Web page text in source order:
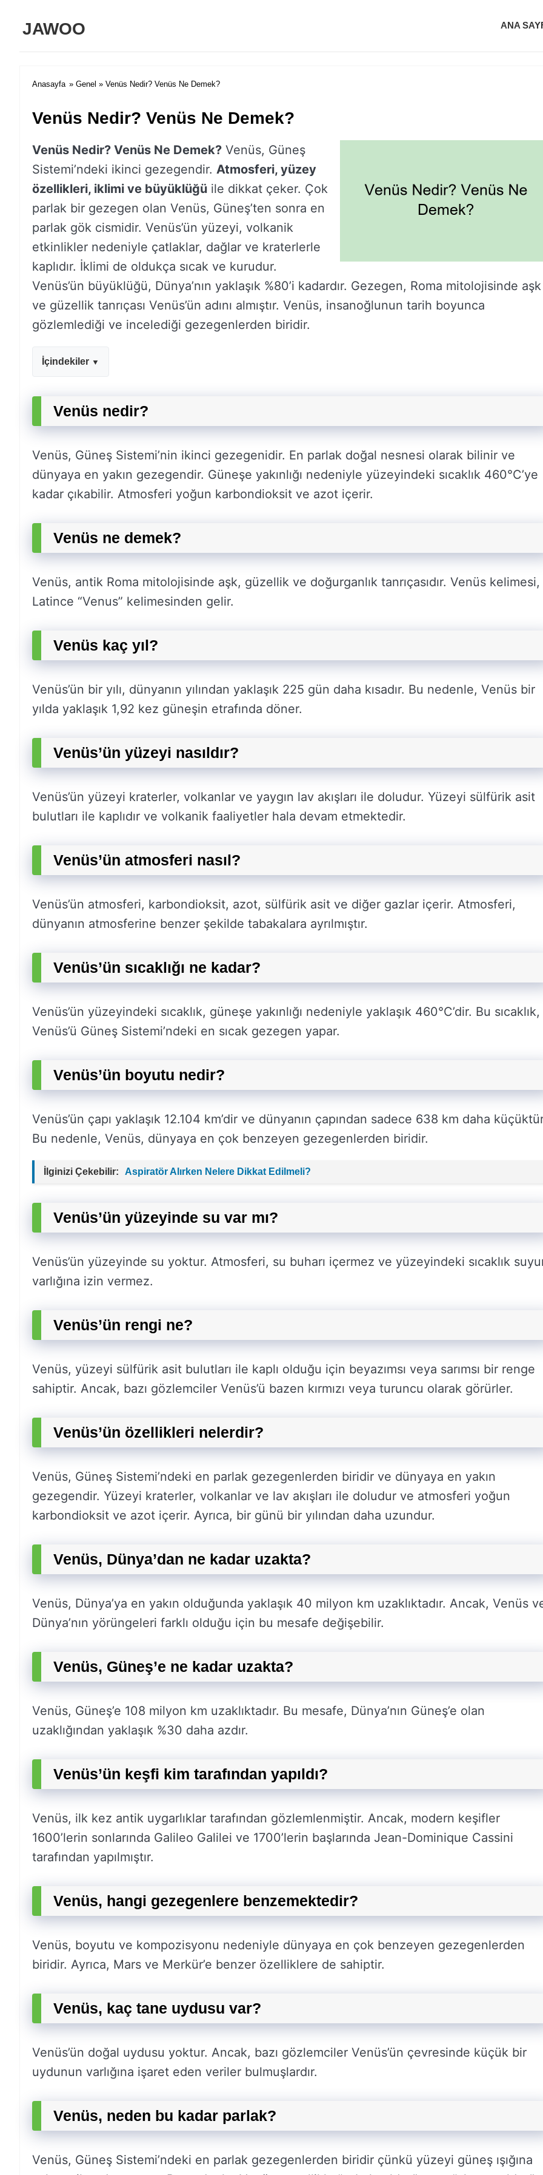
JAWOO ANA
Anasayfa » Genel » Venüs Nedir? Venüs Ne Demek?
Venüs Nedir? Venüs Ne Demek?
Venüs Nedir? Venüs Ne Demek? Venüs, Güneş
Sistemi’ndeki ikinci gezegendir. Atmosferi, yüzey
özellikleri, iklimi ve büyüklüğü ile dikkat çeker. Çok
parlak bir gezegen olan Venüs, Güneş’ten sonra en
parlak gök cismidir. Venüs’ün yüzeyi, volkanik
etkinlikler nedeniyle çatlaklar, dağlar ve kraterlerle
kaplıdır. İklimi de oldukça sıcak ve kurudur.
Venüs’ün büyüklüğü, Dünya’nın yaklaşık %80’i kadardır. Gezegen, Roma mitolojisinde aşk
ve güzellik tanrıçası Venüs’ün adını almıştır. Venüs, insanoğlunun tarih boyunca
gözlemlediği ve incelediği gezegenlerden biridir.
İçindekiler
Venüs nedir?
Venüs, Güneş Sistemi’nin ikinci gezegenidir. En parlak doğal nesnesi olarak bilinir ve
dünyaya en yakın gezegendir. Güneşe yakınlığı nedeniyle yüzeyindeki sıcaklık 460°C’ye
kadar çıkabilir. Atmosferi yoğun karbondioksit ve azot içerir.
Venüs ne demek?
Venüs, antik Roma mitolojisinde aşk, güzellik ve doğurganlık tanrıçasıdır. Venüs kelimesi,
Latince “Venus” kelimesinden gelir.
Venüs kaç yıl?
Venüs’ün bir yılı, dünyanın yılından yaklaşık 225 gün daha kısadır. Bu nedenle, Venüs bir
yılda yaklaşık 1,92 kez güneşin etrafında döner.
Venüs’ün yüzeyi nasıldır?
Venüs’ün yüzeyi kraterler, volkanlar ve yaygın lav akışları ile doludur. Yüzeyi sülfürik asit
bulutları ile kaplıdır ve volkanik faaliyetler hala devam etmektedir.
Venüs’ün atmosferi nasıl?
Venüs’ün atmosferi, karbondioksit, azot, sülfürik asit ve diğer gazlar içerir. Atmosferi,
dünyanın atmosferine benzer şekilde tabakalara ayrılmıştır.
Venüs’ün sıcaklığı ne kadar?
Venüs’ün yüzeyindeki sıcaklık, güneşe yakınlığı nedeniyle yaklaşık 460°C’dir. Bu sıcaklık,
Venüs’ü Güneş Sistemi’ndeki en sıcak gezegen yapar.
Venüs’ün boyutu nedir?
Venüs’ün çapı yaklaşık 12.104 km’dir ve dünyanın çapından sadece 638 km daha
Bu nedenle, Venüs, dünyaya en çok benzeyen gezegenlerden biridir.
İlginizi Çekebilir: Aspiratör Alırken Nelere Dikkat Edilmeli?
Venüs’ün yüzeyinde su var mı?
Venüs’ün yüzeyinde su yoktur. Atmosferi, su buharı içermez ve yüzeyindeki sıcaklık
varlığına izin vermez.
Venüs’ün rengi ne?
Venüs, yüzeyi sülfürik asit bulutları ile kaplı olduğu için beyazımsı veya sarımsı bir renge
sahiptir. Ancak, bazı gözlemciler Venüs’ü bazen kırmızı veya turuncu olarak görürler.
Venüs’ün özellikleri nelerdir?
Venüs, Güneş Sistemi’ndeki en parlak gezegenlerden biridir ve dünyaya en yakın
gezegendir. Yüzeyi kraterler, volkanlar ve lav akışları ile doludur ve atmosferi yoğun
karbondioksit ve azot içerir. Ayrıca, bir günü bir yılından daha uzundur.
Venüs, Dünya’dan ne kadar uzakta?
Venüs, Dünya’ya en yakın olduğunda yaklaşık 40 milyon km uzaklıktadır. Ancak, Venüs
Dünya’nın yörüngeleri farklı olduğu için bu mesafe değişebilir.
Venüs, Güneş’e ne kadar uzakta?
Venüs, Güneş’e 108 milyon km uzaklıktadır. Bu mesafe, Dünya’nın Güneş’e olan
uzaklığından yaklaşık %30 daha azdır.
Venüs’ün keşfi kim tarafından yapıldı?
Venüs, ilk kez antik uygarlıklar tarafından gözlemlenmiştir. Ancak, modern keşifler
1600’lerin sonlarında Galileo Galilei ve 1700’lerin başlarında Jean-Dominique Cassini
tarafından yapılmıştır.
Venüs, hangi gezegenlere benzemektedir?
Venüs, boyutu ve kompozisyonu nedeniyle dünyaya en çok benzeyen gezegenlerden
biridir. Ayrıca, Mars ve Merkür’e benzer özelliklere de sahiptir.
Venüs, kaç tane uydusu var?
Venüs’ün doğal uydusu yoktur. Ancak, bazı gözlemciler Venüs’ün çevresinde küçük bir
uydunun varlığına işaret eden veriler bulmuşlardır.
Venüs, neden bu kadar parlak?
Venüs, Güneş Sistemi’ndeki en parlak gezegenlerden biridir çünkü yüzeyi güneş ışığına